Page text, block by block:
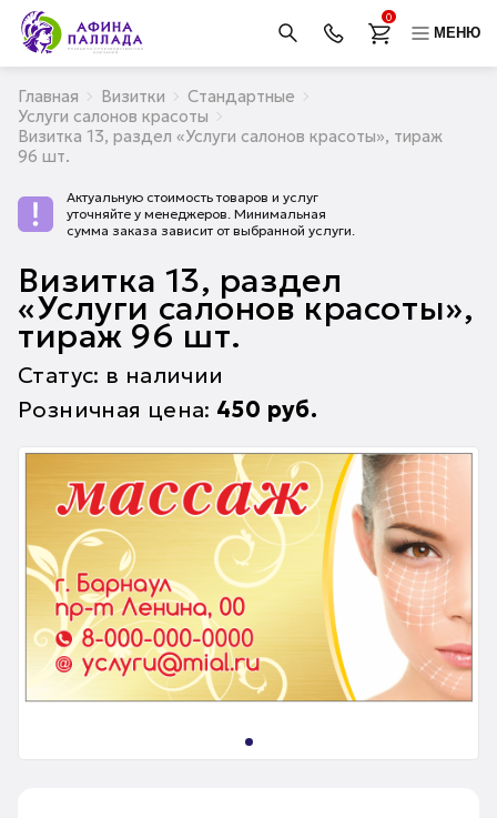
0
МЕНЮ
Главная Визитки
Стандартные
Услуги салонов красоты
Визитка 13, раздел «Услуги салонов красоты», тираж
96 шт.
Актуальную стоимость товаров и услуг
уточняйте у менеджеров. Минимальная
сумма заказа зависит от выбранной услуги.
Визитка 13, раздел
«Услуги салонов красоты»,
тираж 96 шт.
Статус: в наличии
Розничная цена: 450 руб.